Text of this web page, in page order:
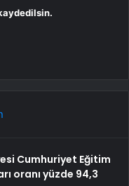
Cumhuriyet Eğitim
oranı yüzde 94,3